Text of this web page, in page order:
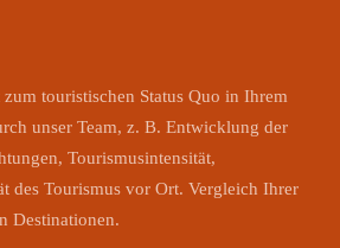
touristischen Status Quo in Ihrem
unser Team, z. B. Entwicklung der
Tourismusintensität,
des Tourismus vor Ort. Vergleich Ihrer
Destinationen.